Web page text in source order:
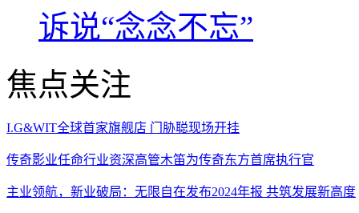
诉说“念念不忘”
焦点关注
I.G&WIT全球首家旗舰店 门胁聪现场开挂
传奇影业任命行业资深高管木笛为传奇东方首席执行官
主业领航，新业破局：无限自在发布2024年报 共筑发展新高度